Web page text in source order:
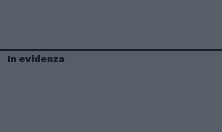
In evidenza